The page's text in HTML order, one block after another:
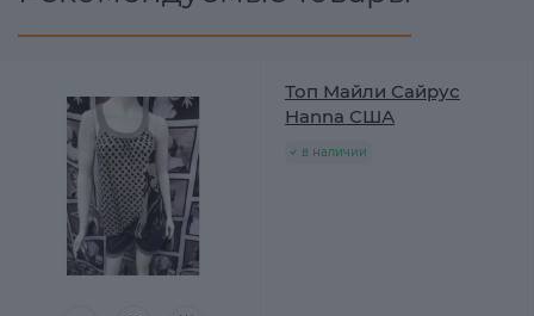
Топ Майли Сайрус
Hanna США
в наличии